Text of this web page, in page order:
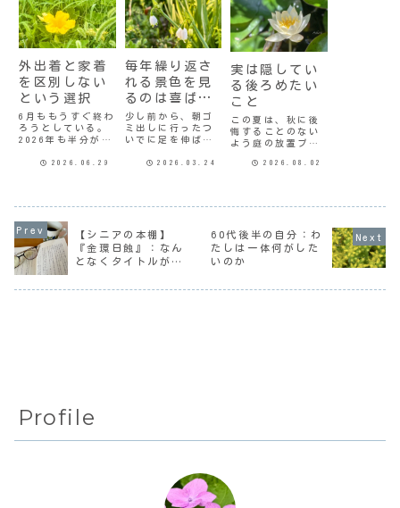
外出着と家着
を区別しない
という選択
6月ももうすぐ終わ
ろうとしている。
2026年も半分が過
ということだ。今
いるのか…。振り
返ってみると食生
活同居次男の肝臓
の数値も正常に戻
ったので、油断は
できないけど、ま
2026.06.29
毎年繰り返さ
れる景色を見
るのは喜ばし
いことだ
少し前から、朝ゴ
ミ出しに行ったつ
いでに足を伸ばし
スノーフレークが
顔を見ることがで
から駅まで住宅街
を通って行ってい
たので、逆方向に
広がる田んぼを見
た...
2026.03.24
実は隠してい
る後ろめたい
こと
この夏は、秋に後
悔することのない
よう庭の放置プレ
に決心した。決心
っかかっているこ
とがある。毎朝10
分間ガーデニング
2026.08.02
【シニアの本棚】
『金環日蝕』：なん
となくタイトルが気
60代後半の自分：わ
たしは一体何がした
いのか
Profile